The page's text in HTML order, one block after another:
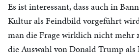
Es ist interessant, dass auch in
Kultur als Feindbild vorgeführt
man die Frage wirklich nicht mehr
die Auswahl von Donald Trump als